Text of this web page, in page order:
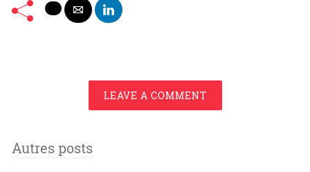
LEAVE A COMMENT
Autres posts